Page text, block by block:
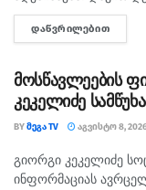
ხუთამდე მოზარდი
თავდამსხმელების
სამეთვალყურეო...
ᲓᲐᲬᲕᲠᲘᲚᲔᲑᲘᲗ
მოსწავლეების
კეკელიძე
BYᲛᲔᲒᲐ TV ᲐᲒᲕᲘᲡᲢᲝ 8,
ᲛᲗᲐᲕᲐᲠᲘ
გიორგი კეკელიძე
ინფორმაციას